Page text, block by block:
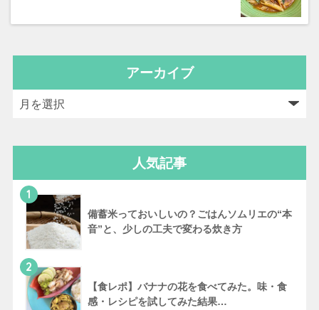
アーカイブ
人気記事
1
備蓄米っておいしいの？ごはんソムリエの“本
音”と、少しの工夫で変わる炊き方
2
【食レポ】バナナの花を食べてみた。味・食
感・レシピを試してみた結果…